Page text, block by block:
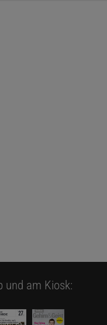
und am Kiosk: